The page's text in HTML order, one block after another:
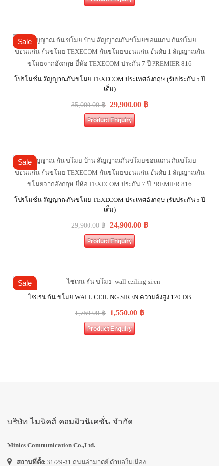
Sale
โปรโมชั่น สัญญาณกันขโมย TEXECOM ประเทศอังกฤษ (รับประกัน 5 ปี
เต็ม)
35,000.00฿ 29,900.00 ฿
Product Enquiry
Sale
โปรโมชั่น สัญญาณกันขโมย TEXECOM ประเทศอังกฤษ (รับประกัน 5 ปี
เต็ม)
29,900.00฿ 24,900.00 ฿
Product Enquiry
Sale
ไซเรน กัน ขโมย WALL CEILING SIREN ความดังสูง 120 DB
1,750.00฿ 1,550.00 ฿
Product Enquiry
บริษัท ไมนิคส์ คอมมิวนิเคชั่น จำกัด
Minics Communication Co.,Ltd.
สถานที่ตั้ง: 31/29-31 ถนนอำมาตย์ ตำบลในเมือง